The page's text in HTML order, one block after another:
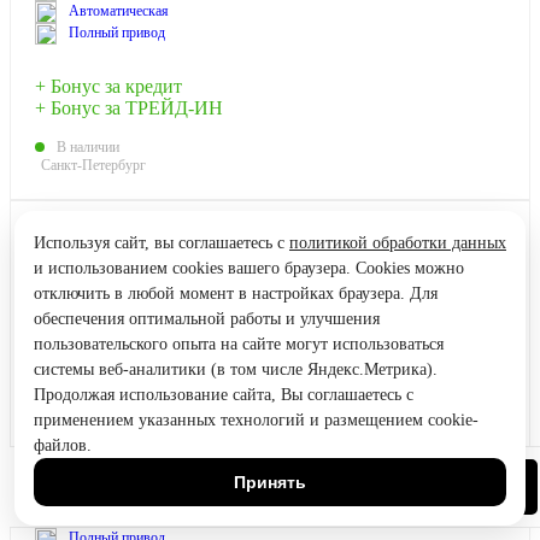
Автоматическая
Полный привод
+ Бонус за кредит
+ Бонус за ТРЕЙД-ИН
В наличии
Санкт-Петербург
Узнать цену
HAVAL F7x
ТЕХНО+ 4WD
Кредит от 0.99%
Используя сайт, вы соглашаетесь с политикой обработки данных
и использованием cookies вашего браузера. Cookies можно
отключить в любой момент в настройках браузера. Для
обеспечения оптимальной работы и улучшения
пользовательского опыта на сайте могут использоваться
системы веб-аналитики (в том числе Яндекс.Метрика).
Продолжая использование сайта, Вы соглашаетесь с
применением указанных технологий и размещением cookie-
файлов.
Принять